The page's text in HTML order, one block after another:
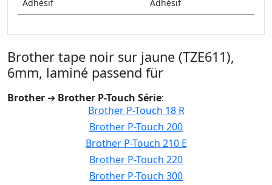
Adhésif
Adhésif
Brother tape noir sur jaune (TZE611),
6mm, laminé passend für
Brother ➔ Brother P-Touch Série:
Brother P-Touch 18 R
Brother P-Touch 200
Brother P-Touch 210 E
Brother P-Touch 220
Brother P-Touch 300